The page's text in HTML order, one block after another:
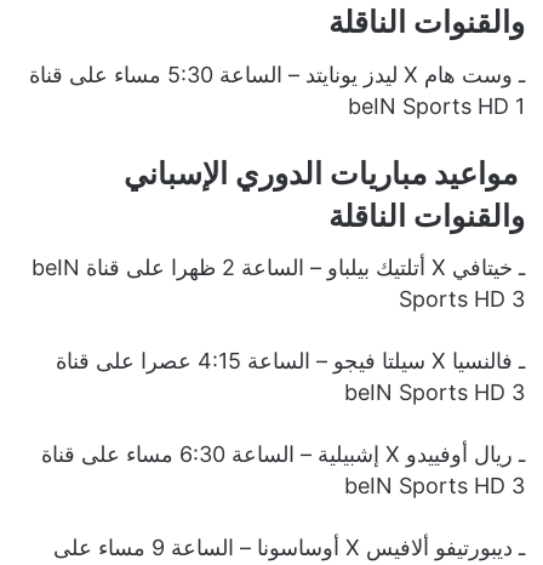
والقنوات الناقلة
ـ وست هام X ليدز يونايتد – الساعة 5:30 مساء على قناة
beIN Sports HD 1
مواعيد مباريات الدوري الإسباني
والقنوات الناقلة
ـ خيتافي X أتلتيك بيلباو – الساعة 2 ظهرا على قناة beIN
Sports HD 3
ـ فالنسيا X سيلتا فيجو – الساعة 4:15 عصرا على قناة
beIN Sports HD 3
ـ ريال أوفييدو X إشبيلية – الساعة 6:30 مساء على قناة
beIN Sports HD 3
ـ ديبورتيفو ألافيس X أوساسونا – الساعة 9 مساء على